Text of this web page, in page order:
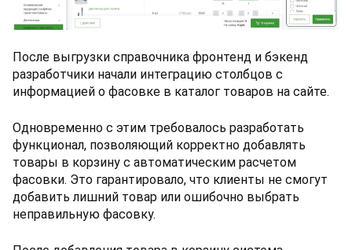
После выгрузки справочника фронтенд и бэкенд
разработчики начали интеграцию столбцов с
информацией о фасовке в каталог товаров на сайте.
Одновременно с этим требовалось разработать
функционал, позволяющий корректно добавлять
товары в корзину с автоматическим расчетом
фасовки. Это гарантировало, что клиенты не смогут
добавить лишний товар или ошибочно выбрать
неправильную фасовку.